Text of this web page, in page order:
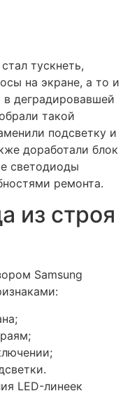
тускнеть,
на экране, а то и
в деградировавшей
такой
подсветку и
доработали блок
светодиоды
ремонта.
из строя
Samsung
LED-линеек